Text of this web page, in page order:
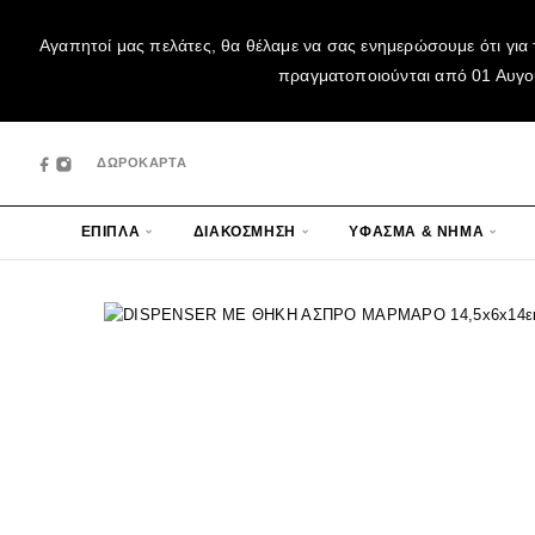
Αγαπητοί μας πελάτες, θα θέλαμε να σας ενημερώσουμε ότι
πραγματοποιούνται από 01
ΔΩΡΟΚΑΡΤΑ
ΕΠΙΠΛΑ ΔΙΑΚΟΣΜΗΣΗ ΥΦΑΣΜΑ & ΝΗΜΑ